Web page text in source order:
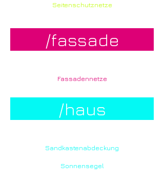
Seitenschutznetze
/fassade
Fassadennetze
/haus
Sandkastenabdeckung
Sonnensegel